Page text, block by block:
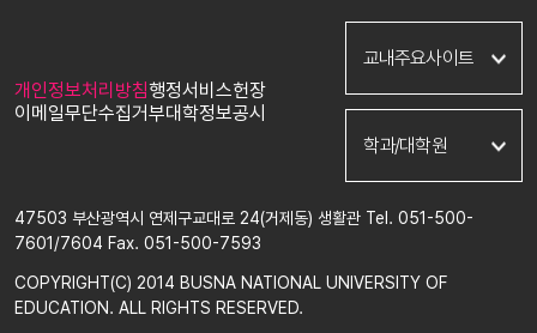
개인정보처리방침행정서비스헌장
이메일무단수집거부대학정보공시
교내주요사이트
부산교육대학교
입학
신청포털
학술정보관
평생교육원
학과/대학원
윤리교육과
수학교육과
체육교육과
47503 부산광역시 연제구교대로 24(거제동) 생활관 Tel. 051-500-
7601/7604 Fax. 051-500-7593
COPYRIGHT(C) 2014 BUSNA NATIONAL UNIVERSITY OF
EDUCATION. ALL RIGHTS RESERVED.